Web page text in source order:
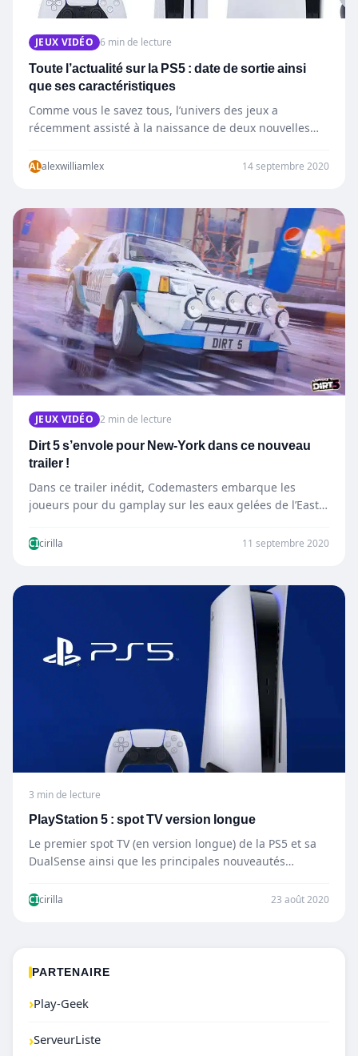
JEUX VIDÉO 6 min de lecture
Toute l’actualité sur la PS5 : date de sortie ainsi
que ses caractéristiques
Comme vous le savez tous, l’univers des jeux a
récemment assisté à la naissance de deux nouvelles
ALalexwilliamlex 14 septembre 2020
JEUX VIDÉO 2 min de lecture
Dirt 5 s’envole pour New-York dans ce nouveau
trailer !
Dans ce trailer inédit, Codemasters embarque les
joueurs pour du gamplay sur les eaux gelées de l’East
CIcirilla 11 septembre 2020
3 min de lecture
PlayStation 5 : spot TV version longue
Le premier spot TV (en version longue) de la PS5 et sa
DualSense ainsi que les principales nouveautés…
CIcirilla 23 août 2020
PARTENAIRE
›Play-Geek
›ServeurListe